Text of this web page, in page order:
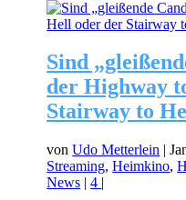
Sind
der Highway
Stairway to
vonUdo Metterlein |
Streaming,Heimkino,
News |4 |